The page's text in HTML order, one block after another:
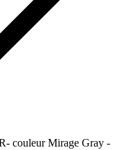
couleur Mirage Gray -